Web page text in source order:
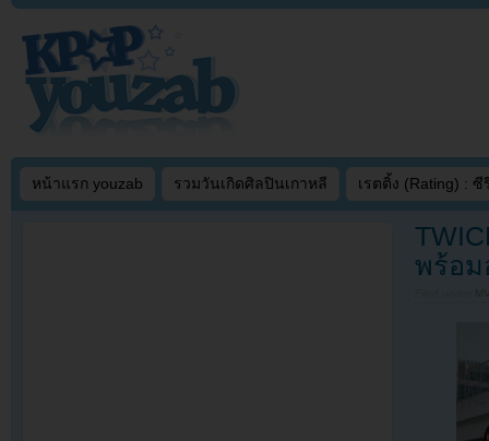
หน้าแรก youzab รวมวันเกิดศิลปินเกาหลี เรตติ้ง (Rating) : ซี
พร้อ